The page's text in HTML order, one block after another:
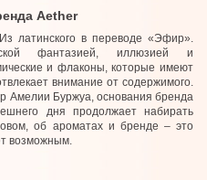
Aether
латинского в переводе «Эфир».
фантазией, иллюзией и
и флаконы, которые имеют
внимание от содержимого.
Буржуа, основания бренда
дня продолжает набирать
об ароматах и бренде – это
возможным.